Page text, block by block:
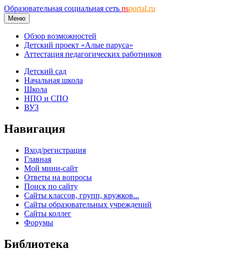
Образовательная социальная сеть nsportal.ru
Меню
Обзор возможностей
Детский проект «Алые паруса»
Аттестация педагогических работников
Детский сад
Начальная школа
Школа
НПО и СПО
ВУЗ
Навигация
Вход/регистрация
Главная
Мой мини-сайт
Ответы на вопросы
Поиск по сайту
Сайты классов, групп, кружков...
Сайты образовательных учреждений
Сайты коллег
Форумы
Библиотека